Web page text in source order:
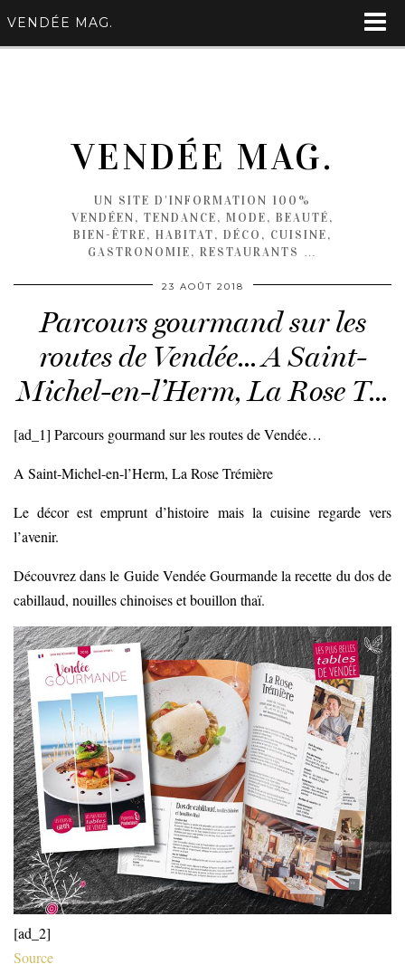
VENDÉE MAG.
VENDÉE MAG.
UN SITE D'INFORMATION 100%
VENDÉEN, TENDANCE, MODE, BEAUTÉ,
BIEN-ÊTRE, HABITAT, DÉCO, CUISINE,
GASTRONOMIE, RESTAURANTS …
23 AOÛT 2018
Parcours gourmand sur les
routes de Vendée… A Saint-
Michel-en-l’Herm, La Rose T…
[ad_1] Parcours gourmand sur les routes de Vendée…
A Saint-Michel-en-l’Herm, La Rose Trémière
Le décor est emprunt d’histoire mais la cuisine regarde vers
l’avenir.
Découvrez dans le Guide Vendée Gourmande la recette du dos de
cabillaud, nouilles chinoises et bouillon thaï.
[ad_2]
Source